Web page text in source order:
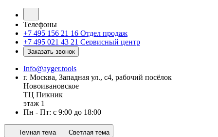
Телефоны
+7 495 156 21 16 Отдел продаж
+7 495 021 43 21 Cервисный центр
Заказать звонок
Info@ayger.tools
г. Москва, Западная ул., с4, рабочий посёлок
Новоивановское
ТЦ Пикник
этаж 1
Пн - Пт: с 9:00 до 18:00
Темная тема Светлая тема